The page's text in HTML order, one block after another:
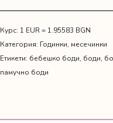
Курс: 1 EUR = 1.95583 BGN
Категория: Годинки, месечинки
Етикети: бебешко боди, боди,
памучно боди